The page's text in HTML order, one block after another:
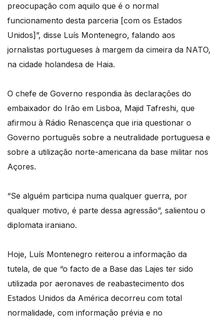
preocupação com aquilo que é o normal
funcionamento desta parceria [com os Estados
Unidos]”, disse Luís Montenegro, falando aos
jornalistas portugueses à margem da cimeira da NATO,
na cidade holandesa de Haia.
O chefe de Governo respondia às declarações do
embaixador do Irão em Lisboa, Majid Tafreshi, que
afirmou à Rádio Renascença que iria questionar o
Governo português sobre a neutralidade portuguesa e
sobre a utilização norte-americana da base militar nos
Açores.
“Se alguém participa numa qualquer guerra, por
qualquer motivo, é parte dessa agressão”, salientou o
diplomata iraniano.
Hoje, Luís Montenegro reiterou a informação da
tutela, de que “o facto de a Base das Lajes ter sido
utilizada por aeronaves de reabastecimento dos
Estados Unidos da América decorreu com total
normalidade, com informação prévia e no